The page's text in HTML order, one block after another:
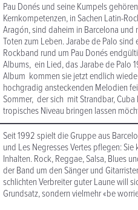
Pau Donés und seine Kumpels
Kernkompetenzen, in Sachen Latin-
Aragón, sind daheim in Barcelona
Toten zum Leben. Jarabe de Palo
Rockband rund um Pau Donés
Albums, ein Lied, das Jarabe de Palo
Album kommen sie jetzt endlich
hochgradig ansteckenden Melodien
Sommer, der sich mit Strandbar,
tropisches Niveau bringen lassen
Seit 1992 spielt die Gruppe aus
und Les Negresses Vertes pflegen:
Inhalten. Rock, Reggae, Salsa, Blues
der Band um den Sänger und
schlichten Verbreiter guter Laune will
Grundsatz, sondern vielmehr «be